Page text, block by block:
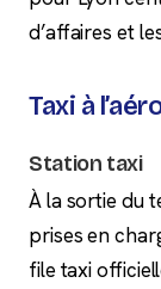
d’affaires et
Taxi à
Station taxi
À la sortie du
prises en
file taxi